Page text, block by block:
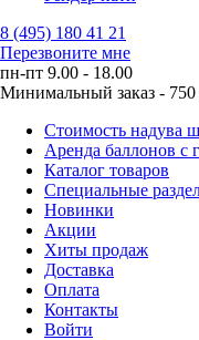
8 (495) 180 41 21
Перезвоните мне
пн-пт 9.00 - 18.00
Минимальный заказ - 750
Стоимость надува
Аренда баллонов с
Каталог товаров
Специальные
Новинки
Акции
Хиты продаж
Доставка
Оплата
Контакты
Войти